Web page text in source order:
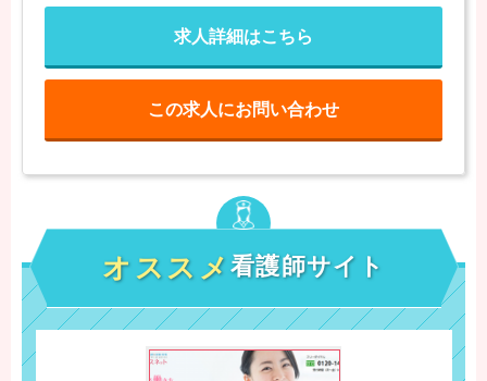
求人詳細はこちら
この求人にお問い合わせ
オススメ看護師サイト